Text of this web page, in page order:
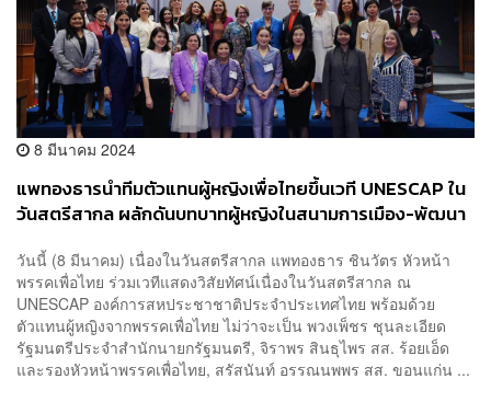
8 มีนาคม 2024
แพทองธารนำทีมตัวแทนผู้หญิงเพื่อไทยขึ้นเวที UNESCAP ใน
วันสตรีสากล ผลักดันบทบาทผู้หญิงในสนามการเมือง-พัฒนา
วันนี้ (8 มีนาคม) เนื่องในวันสตรีสากล แพทองธาร ชินวัตร หัวหน้า
พรรคเพื่อไทย ร่วมเวทีแสดงวิสัยทัศน์เนื่องในวันสตรีสากล ณ
UNESCAP องค์การสหประชาชาติประจำประเทศไทย พร้อมด้วย
ตัวแทนผู้หญิงจากพรรคเพื่อไทย ไม่ว่าจะเป็น พวงเพ็ชร ชุนละเอียด
รัฐมนตรีประจำสำนักนายกรัฐมนตรี, จิราพร สินธุไพร สส. ร้อยเอ็ด
และรองหัวหน้าพรรคเพื่อไทย, สรัสนันท์ อรรณนพพร สส. ขอนแก่น ...